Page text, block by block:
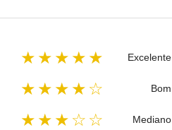
★★★★★ Excelente
★★★★☆ Bom
★★★☆☆ Mediano